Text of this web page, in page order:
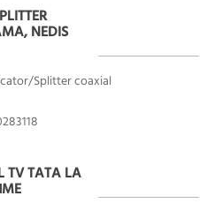
NEDIS
Splitter coaxial
TV TATA LA